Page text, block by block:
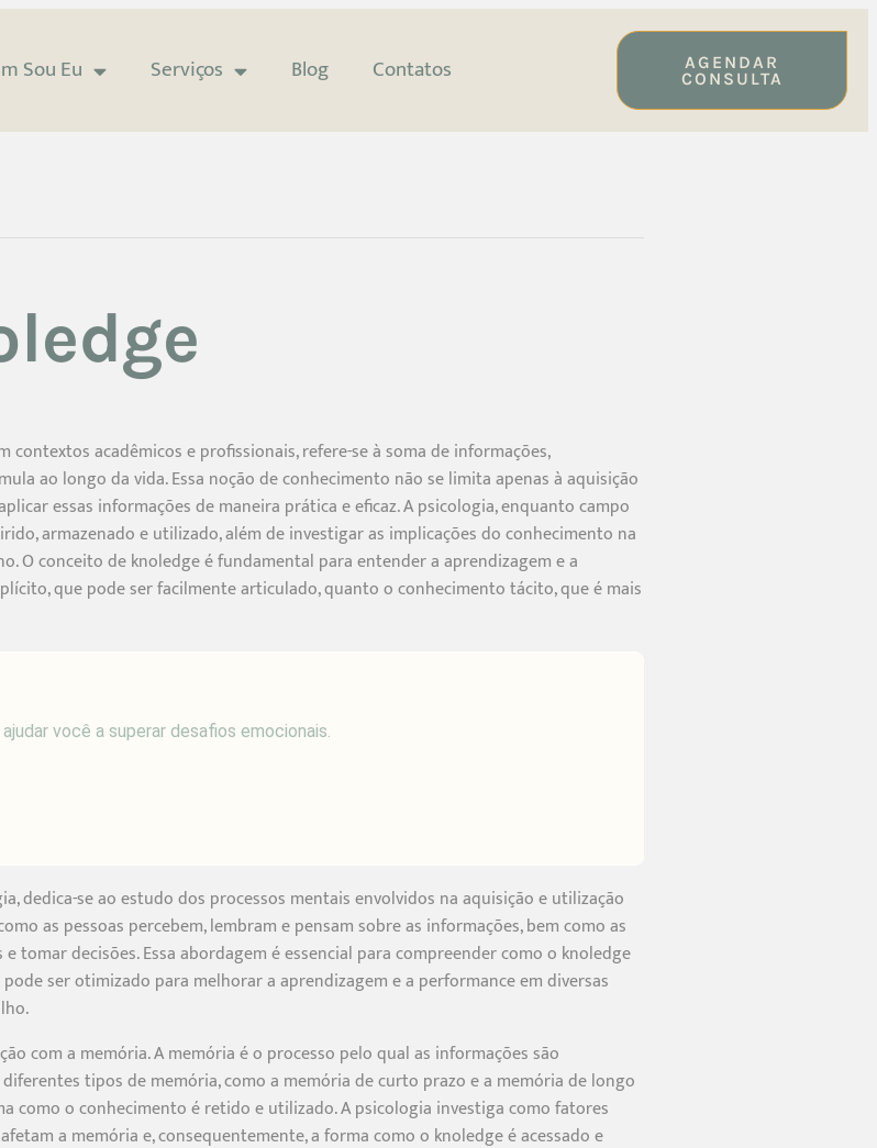
Sou Eu Serviços Blog Contatos AGENDAR
CONSULTA
acadêmicos e profissionais, refere-se à soma de informações,
ao longo da vida. Essa noção de conhecimento não se limita apenas à aquisição
essas informações de maneira prática e eficaz. A psicologia, enquanto campo
armazenado e utilizado, além de investigar as implicações do conhecimento na
O conceito de knoledge é fundamental para entender a aprendizagem e a
que pode ser facilmente articulado, quanto o conhecimento tácito, que é mais
você a superar desafios emocionais.
dedica-se ao estudo dos processos mentais envolvidos na aquisição e utilização
as pessoas percebem, lembram e pensam sobre as informações, bem como as
tomar decisões. Essa abordagem é essencial para compreender como o knoledge
ser otimizado para melhorar a aprendizagem e a performance em diversas
com a memória. A memória é o processo pelo qual as informações são
tipos de memória, como a memória de curto prazo e a memória de longo
como o conhecimento é retido e utilizado. A psicologia investiga como fatores
a memória e, consequentemente, a forma como o knoledge é acessado e